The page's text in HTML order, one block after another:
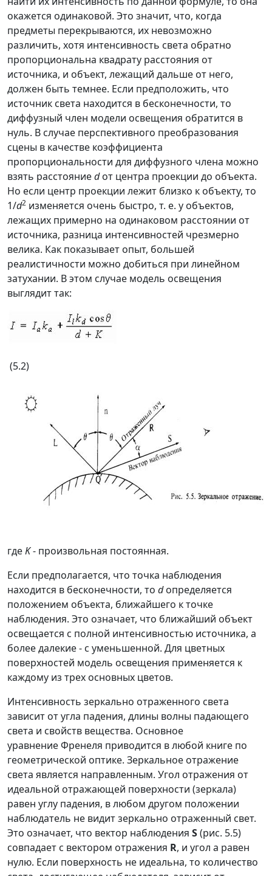
окажется одинаковой. Это значит, что, когда
предметы перекрываются, их невозможно
различить, хотя интенсивность света обратно
пропорциональна квадрату расстояния от
источника, и объект, лежащий дальше от него,
должен быть темнее. Если предположить, что
источник света находится в бесконечности, то
диффузный член модели освещения обратится в
нуль. В случае перспективного преобразования
сцены в качестве коэффициента
пропорциональности для диффузного члена можно
взять расстояниеd от центра проекции до объекта.
Но если центр проекции лежит близко к объекту, то
1/d2 изменяется очень быстро, т. e. у объектов,
лежащих примерно на одинаковом расстоянии от
источника, разница интенсивностей чрезмерно
велика. Как показывает опыт, большей
реалистичности можно добиться при линейном
затухании. В этом случае модель освещения
выглядит так:
(5.2)
гдеK- произвольная постоянная.
Если предполагается, что точка наблюдения
находится в бесконечности, то d определяется
положением объекта, ближайшего к точке
наблюдения. Это означает, что ближайший объект
освещается с полной интенсивностью источника, а
более далекие - с уменьшенной. Для цветных
поверхностей модель освещения применяется к
каждому из трех основных цветов.
Интенсивность зеркально отраженного света
зависит от угла падения, длины волны падающего
света и свойств вещества. Основное
уравнениеФренеля приводится в любой книге по
геометрической оптике. Зеркальное отражение
света является направленным. Угол отражения от
идеальной отражающей поверхности (зеркала)
равен углу падения, в любом другом положении
наблюдатель не видит зеркально отраженный свет.
Это означает, что вектор наблюдения S(рис. 5.5)
совпадает с вектором отражения R, и угол a равен
нулю. Если поверхность не идеальна, то количество